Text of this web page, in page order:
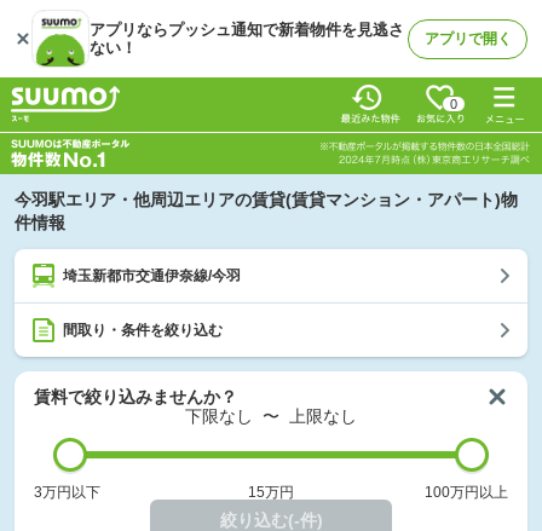
アプリならプッシュ通知で新着物件を見逃さ
ない！
アプリで開く
0
今羽駅エリア・他周辺エリアの賃貸(賃貸マンション・アパート)物
件情報
埼玉新都市交通伊奈線/今羽
間取り・条件を絞り込む
賃料で絞り込みませんか？
下限なし
〜 上限なし
3万円以下 15万円 100万円以上
絞り込む(-件)